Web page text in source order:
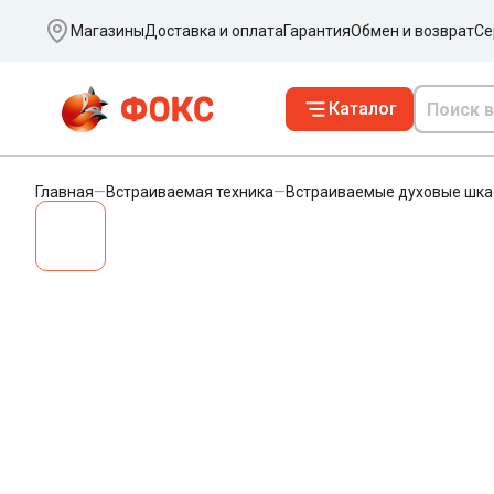
Ваш город
МагазиныДоставка и оплатаГарантияОбмен и возврат
Каталог
Главная—Встраиваемая техника—Встраиваемые духовые